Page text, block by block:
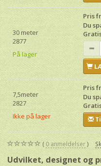
30 meter
2877
På lager
Pris
Du
7,5meter
2827
Ikke på lager
Pris
Du
0 anmeldelser
Udvilket, designet og